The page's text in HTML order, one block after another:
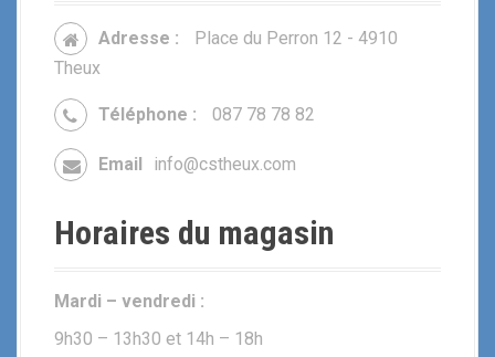
Adresse :
Place du Perron 12 - 4910
Theux
Téléphone : 087 78 78 82
Email info@cstheux.com
Horaires du magasin
Mardi – vendredi :
9h30 – 13h30 et 14h – 18h